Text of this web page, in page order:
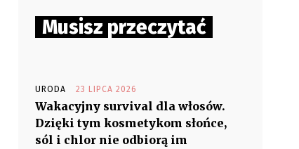
Musisz przeczytać
URODA 23 LIPCA 2026
Wakacyjny survival dla włosów.
Dzięki tym kosmetykom słońce,
sól i chlor nie odbiorą im